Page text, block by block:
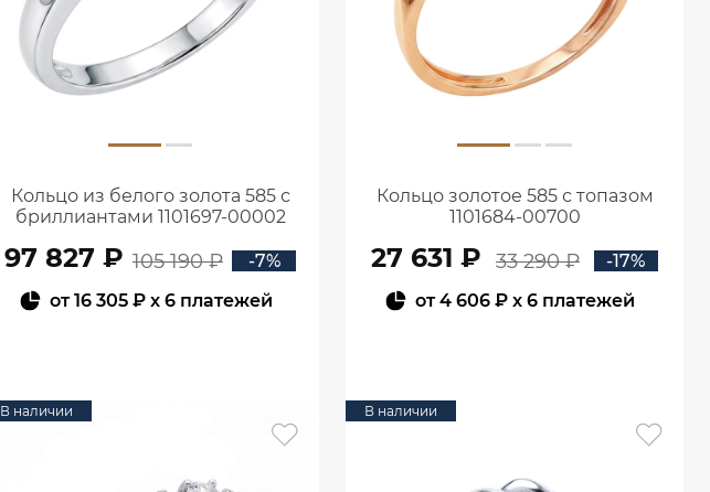
Кольцо из белого золота 585 с
бриллиантами 1101697-00002
97 827 ₽ 105 190 ₽
-7%
от16 305 ₽x 6 платежей
Кольцо золотое 585 с топазом
1101684-00700
27 631 ₽ 33 290 ₽
-17%
от4 606 ₽ x 6 платежей
В наличии В наличии